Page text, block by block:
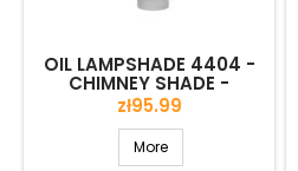
OIL LAMPSHADE 4404 -
CHIMNEY SHADE -
MOUNTING 39 MM
Price
zł95.99
More